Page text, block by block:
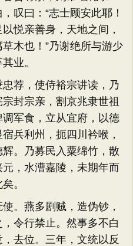
叹曰：“志士顾安此耶！
悦亲善身，天地之间，
木也！”乃谢绝所与游少
业。
荐，使侍裕宗讲读，乃
封宗亲，割京兆隶世祖
军食，立从宜府，以德
兵利州，扼四川衿喉，
。乃募民入粟绵竹，散
，水漕嘉陵，未期年而
。
燕多剧贼，造伪钞，
令行禁止。然事多不白
去位。三年，文统以反